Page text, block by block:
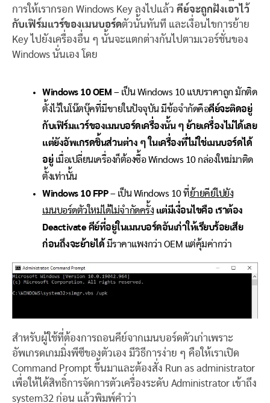
การให้เรากรอก Windows Key ลงไปแล้ว คีย์จะถูกฝังเอาไว้
กับเฟิร์มแวร์ของเมนบอร์ดตัวนั้นทันที และเงื่อนไขการย้าย
Key ไปยังเครื่องอื่น ๆ นั้นจะแตกต่างกันไปตามเวอร์ชั่นของ
Windows นั่นเอง โดย
Windows 10 OEM – เป็น Windows 10 แบบราคาถูก มักติด
ตั้งไว้ในโน๊ตบุ๊คที่มีขายในปัจจุบัน มีข้อจำกัดคือคีย์จะติดอยู่
กับเฟิร์มแวร์ของเมนบอร์ดเครื่องนั้น ๆ ย้ายเครื่องไม่ได้เลย
แต่ยังอัพเกรดชิ้นส่วนต่าง ๆ ในเครื่องที่ไม่ใช่เมนบอร์ดได้
อยู่เมื่อเปลี่ยนเครื่องก็ต้องซื้อ Windows 10 กล่องใหม่มาติด
ตั้งเท่านั้น
Windows 10 FPP– เป็น Windows 10 ที่ย้ายคีย์ไปยัง
เมนบอร์ดตัวใหม่ได้ไม่จำกัดครั้ง แต่มีเงื่อนไขคือ เราต้อง
Deactivate คีย์ที่อยู่ในเมนบอร์ดอันเก่าให้เรียบร้อยเสีย
ก่อนถึงจะย้ายได้ มีราคาแพงกว่า OEM แต่คุ้มค่ากว่า
สำหรับผู้ใช้ที่ต้องการถอนคีย์จากเมนบอร์ดตัวเก่าเพราะ
อัพเกรดเกมมิ่งพีซีของตัวเอง มีวิธีการง่าย ๆ คือให้เราเปิด
Command Prompt ขึ้นมาและต้องสั่ง Run as administrator
เพื่อให้ได้สิทธิ์การจัดการตัวเครื่องระดับ Administrator เข้าถึง
system32 ก่อน แล้วพิมพ์คำว่า